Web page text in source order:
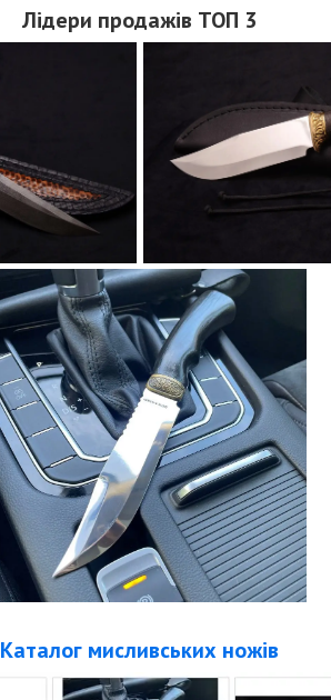
Лідери продажів ТОП 3
Каталог мисливських ножів